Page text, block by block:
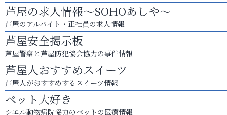
芦屋の求人情報～SOHOあしや～
芦屋のアルバイト・正社員の求人情報
芦屋安全掲示板
芦屋警察と芦屋防犯協会協力の事件情報
芦屋人おすすめスイーツ
芦屋人がおすすめするスイーツ情報
ペット大好き
シエル動物病院協力のペットの医療情報